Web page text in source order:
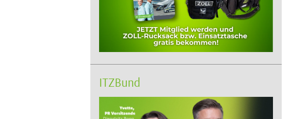
ITZBund